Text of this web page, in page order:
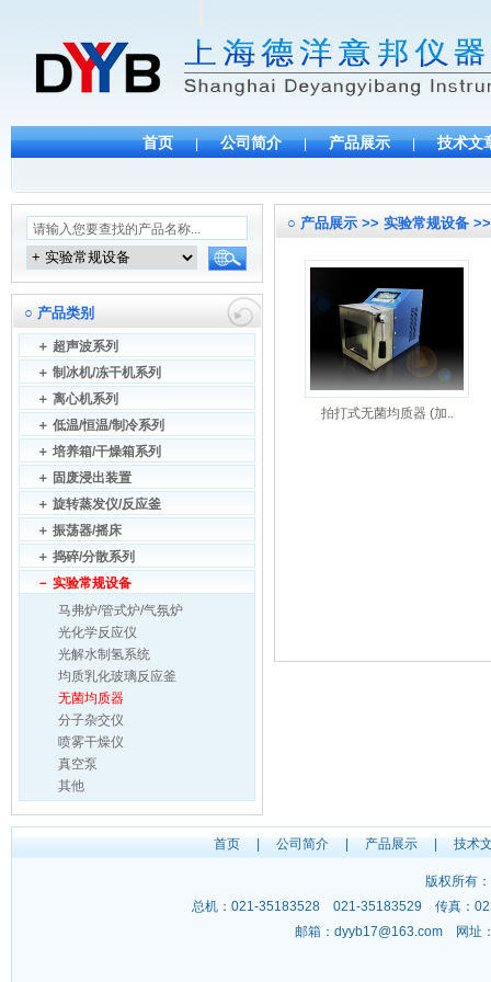
首页 | 公司简介 | 产品展示 | 技术文
○ 产品类别
＋ 超声波系列
＋ 制冰机/冻干机系列
＋ 离心机系列
＋ 低温/恒温/制冷系列
＋ 培养箱/干燥箱系列
＋ 固废浸出装置
＋ 旋转蒸发仪/反应釜
＋ 振荡器/摇床
＋ 捣碎/分散系列
－ 实验常规设备
马弗炉/管式炉/气氛炉
光化学反应仪
光解水制氢系统
均质乳化玻璃反应釜
无菌均质器
分子杂交仪
喷雾干燥仪
真空泵
其他
○ 产品展示 >> 实验常规设备
拍打式无菌均质器 (加..
首页| 公司简介| 产品展示| 技术
版权所有：
总机：021-35183528 021-35183529 传真：
邮箱： dyyb17@163.com 网址